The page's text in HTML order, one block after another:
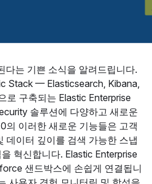
다는 기쁜 소식을 알려드립니다.
Stack — Elasticsearch, Kibana,
로 구축되는 Elastic Enterprise
솔루션에 다양하고 새로운
의 이러한 새로운 기능들은 고객
데이터 깊이를 검색 가능한 스냅
혁신합니다. Elastic Enterprise
샌드박스에 손쉽게 연결됩니